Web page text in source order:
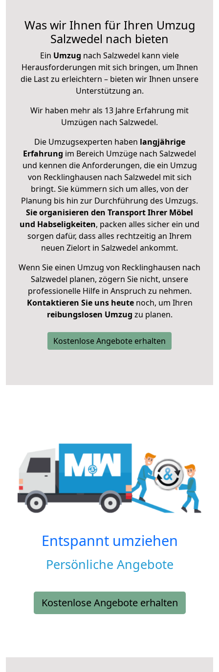
Was wir Ihnen für Ihren Umzug
Salzwedel nach bieten
Ein Umzug nach Salzwedel kann viele
Herausforderungen mit sich bringen, um Ihnen
die Last zu erleichtern – bieten wir Ihnen unsere
Unterstützung an.
Wir haben mehr als 13 Jahre Erfahrung mit
Umzügen nach Salzwedel.
Die Umzugsexperten haben langjährige
Erfahrung im Bereich Umzüge nach Salzwedel
und kennen die Anforderungen, die ein Umzug
von Recklinghausen nach Salzwedel mit sich
bringt. Sie kümmern sich um alles, von der
Planung bis hin zur Durchführung des Umzugs.
Sie organisieren den Transport Ihrer Möbel
und Habseligkeiten, packen alles sicher ein und
sorgen dafür, dass alles rechtzeitig an Ihrem
neuen Zielort in Salzwedel ankommt.
Wenn Sie einen Umzug von Recklinghausen nach
Salzwedel planen, zögern Sie nicht, unsere
professionelle Hilfe in Anspruch zu nehmen.
Kontaktieren Sie uns heutenoch, um Ihren
reibungslosen Umzug zu planen.
Kostenlose Angebote erhalten
Entspannt umziehen
Persönliche Angebote
Kostenlose Angebote erhalten